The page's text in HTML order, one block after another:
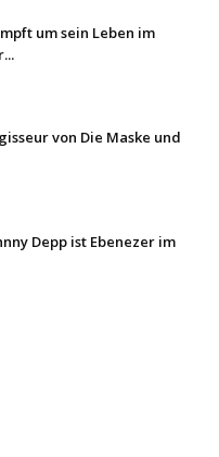
um sein Leben im
von Die Maske und
Depp ist Ebenezer im